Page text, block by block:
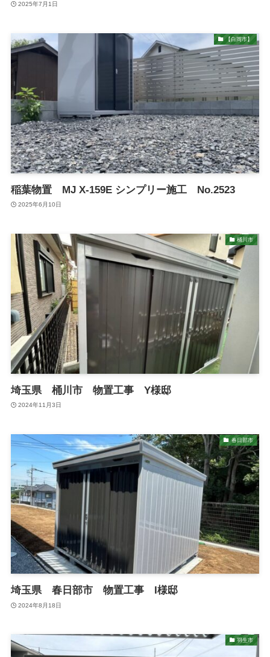
2025年7月1日
【白岡市】
稲葉物置 MJ X-159E シンプリー施工 No.2523
2025年6月10日
桶川市
埼玉県 桶川市 物置工事 Y様邸
2024年11月3日
春日部市
埼玉県 春日部市 物置工事 I様邸
2024年8月18日
羽生市